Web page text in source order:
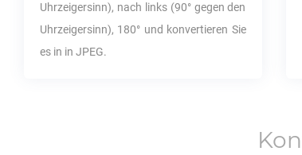
Uhrzeigersinn), nach links (90° gegen den
Uhrzeigersinn), 180° und konvertieren Sie
es in in JPEG.